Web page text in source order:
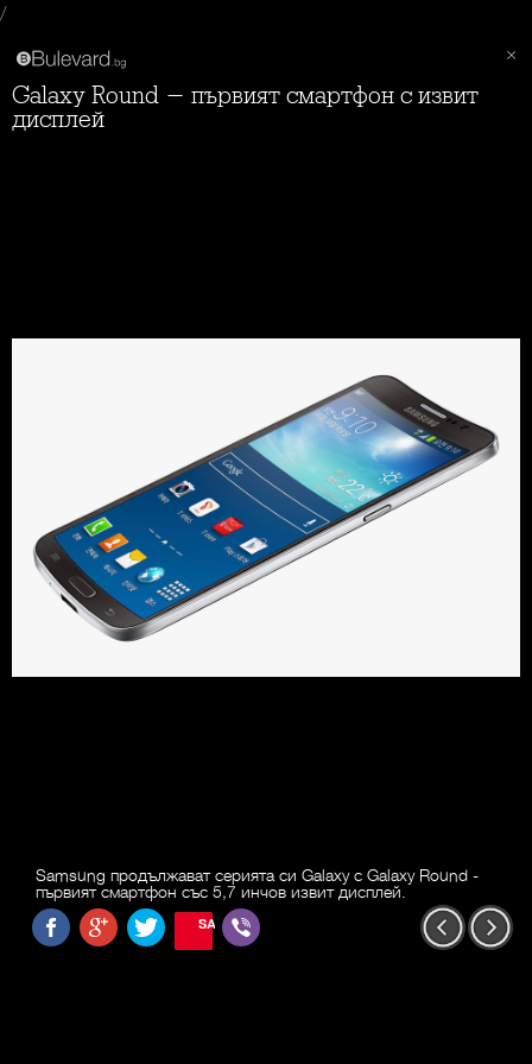
/
Galaxy Round - първият смартфон с извит
дисплей
Samsung продължават серията си Galaxy с Galaxy Round -
първият смартфон със 5,7 инчов извит дисплей.
SAVE